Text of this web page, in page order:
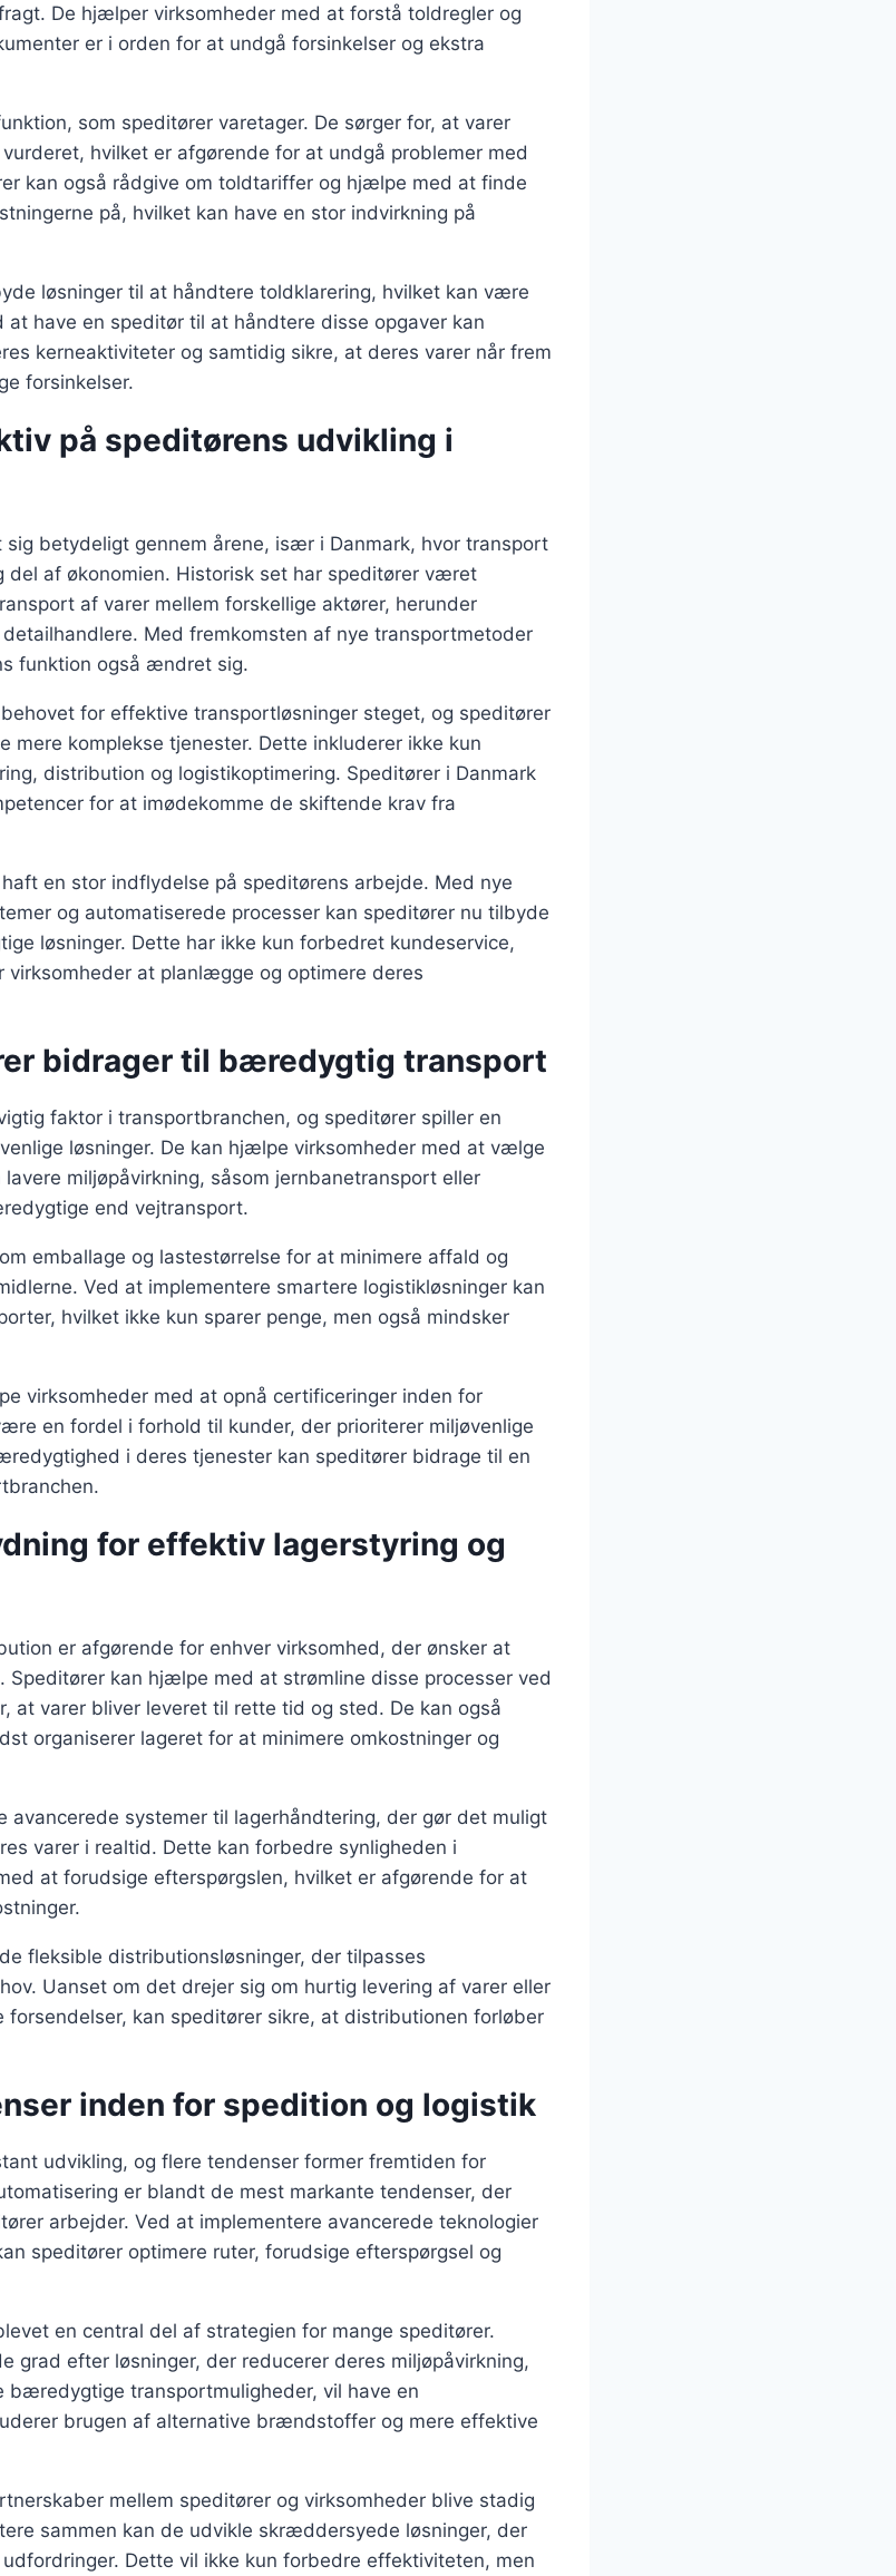
De hjælper virksomheder med at forstå toldregler og
er i orden for at undgå forsinkelser og ekstra
som speditører varetager. De sørger for, at varer
hvilket er afgørende for at undgå problemer med
kan også rådgive om toldtariffer og hjælpe med at finde
på, hvilket kan have en stor indvirkning på
løsninger til at håndtere toldklarering, hvilket kan være
have en speditør til at håndtere disse opgaver kan
kerneaktiviteter og samtidig sikre, at deres varer når frem
forsinkelser.
på speditørens udvikling i
sig betydeligt gennem årene, især i Danmark, hvor transport
af økonomien. Historisk set har speditører været
af varer mellem forskellige aktører, herunder
Med fremkomsten af nye transportmetoder
funktion også ændret sig.
for effektive transportløsninger steget, og speditører
mere komplekse tjenester. Dette inkluderer ikke kun
distribution og logistikoptimering. Speditører i Danmark
for at imødekomme de skiftende krav fra
en stor indflydelse på speditørens arbejde. Med nye
og automatiserede processer kan speditører nu tilbyde
løsninger. Dette har ikke kun forbedret kundeservice,
at planlægge og optimere deres
bidrager til bæredygtig transport
faktor i transportbranchen, og speditører spiller en
løsninger. De kan hjælpe virksomheder med at vælge
miljøpåvirkning, såsom jernbanetransport eller
end vejtransport.
emballage og lastestørrelse for at minimere affald og
Ved at implementere smartere logistikløsninger kan
hvilket ikke kun sparer penge, men også mindsker
virksomheder med at opnå certificeringer inden for
en fordel i forhold til kunder, der prioriterer miljøvenlige
i deres tjenester kan speditører bidrage til en
for effektiv lagerstyring og
er afgørende for enhver virksomhed, der ønsker at
kan hjælpe med at strømline disse processer ved
at varer bliver leveret til rette tid og sted. De kan også
organiserer lageret for at minimere omkostninger og
avancerede systemer til lagerhåndtering, der gør det muligt
varer i realtid. Dette kan forbedre synligheden i
at forudsige efterspørgslen, hvilket er afgørende for at
fleksible distributionsløsninger, der tilpasses
Uanset om det drejer sig om hurtig levering af varer eller
kan speditører sikre, at distributionen forløber
inden for spedition og logistik
udvikling, og flere tendenser former fremtiden for
er blandt de mest markante tendenser, der
arbejder. Ved at implementere avancerede teknologier
speditører optimere ruter, forudsige efterspørgsel og
en central del af strategien for mange speditører.
grad efter løsninger, der reducerer deres miljøpåvirkning,
bæredygtige transportmuligheder, vil have en
brugen af alternative brændstoffer og mere effektive
mellem speditører og virksomheder blive stadig
sammen kan de udvikle skræddersyede løsninger, der
Dette vil ikke kun forbedre effektiviteten, men